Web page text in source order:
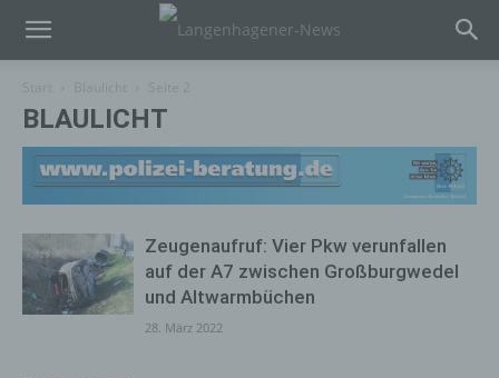
BLAULICHT
Zeugenaufruf: Vier Pkw verunfallen
auf der A7 zwischen Großburgwedel
und Altwarmbüchen
28. März 2022